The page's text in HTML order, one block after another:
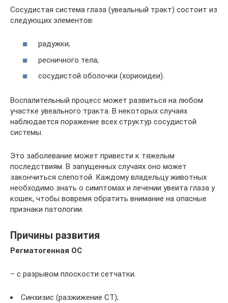
Сосудистая система глаза (увеальный тракт) состоит из
следующих элементов:
радужки;
ресничного тела;
сосудистой оболочки (хориоидеи).
Воспалительный процесс может развиться на любом
участке увеального тракта. В некоторых случаях
наблюдается поражение всех структур сосудистой
системы.
Это заболевание может привести к тяжелым
последствиям. В запущенных случаях оно может
закончиться слепотой. Каждому владельцу животных
необходимо знать о симптомах и лечении увеита глаза у
кошек, чтобы вовремя обратить внимание на опасные
признаки патологии.
Причины развития
Регматогенная ОС
– с разрывом плоскости сетчатки.
Синхизис (разжижение СТ);